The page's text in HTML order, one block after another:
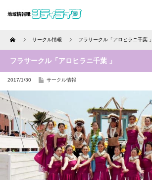
Home サークル情報 フラサークル「アロヒラニ千葉 」
フラサークル「アロヒラニ千葉 」
2017/1/30 サークル情報